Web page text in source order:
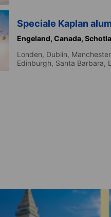
Speciale Kaplan
Engeland, Canada,
Londen, Dublin,
Edinburgh, Santa Barbara,